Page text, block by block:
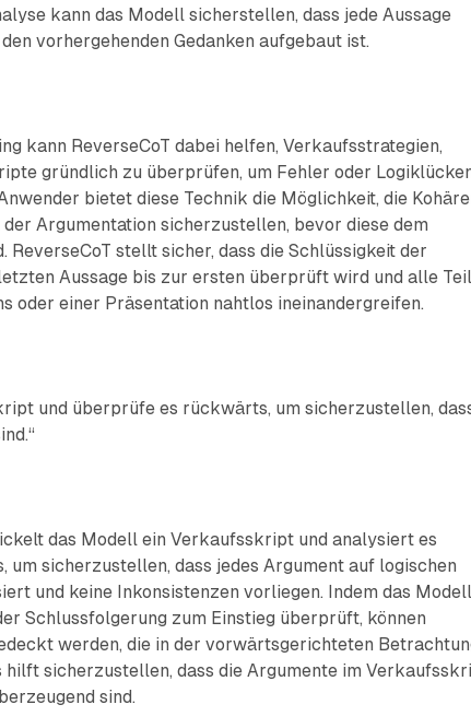
kann das Modell sicherstellen, dass jede Aussage
vorhergehenden Gedanken aufgebaut ist.
kann ReverseCoT dabei helfen, Verkaufsstrategien,
gründlich zu überprüfen, um Fehler oder
bietet diese Technik die Möglichkeit, die
Argumentation sicherzustellen, bevor diese dem
ReverseCoT stellt sicher, dass die Schlüssigkeit der
Aussage bis zur ersten überprüft wird und alle
oder einer Präsentation nahtlos ineinandergreifen.
und überprüfe es rückwärts, um sicherzustellen,
das Modell ein Verkaufsskript und analysiert es
um sicherzustellen, dass jedes Argument auf logischen
und keine Inkonsistenzen vorliegen. Indem das Modell
Schlussfolgerung zum Einstieg überprüft, können
werden, die in der vorwärtsgerichteten
hilft sicherzustellen, dass die Argumente im
sind.